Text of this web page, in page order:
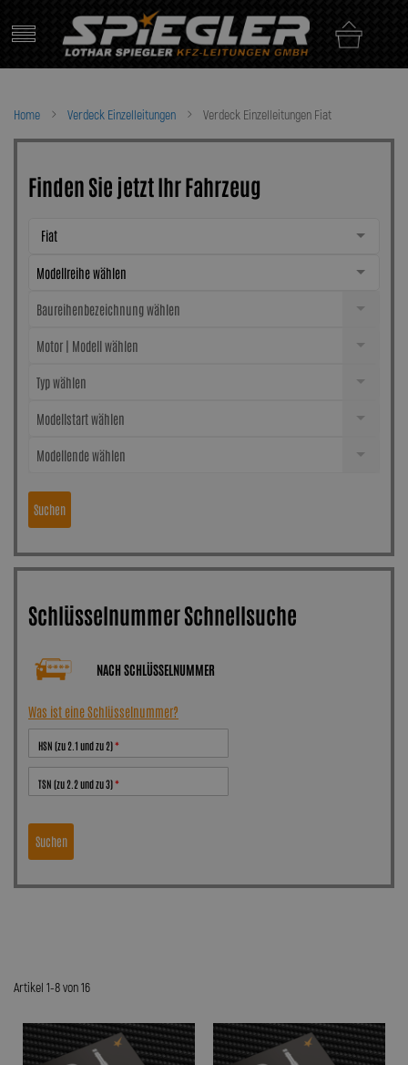
content
Home Verdeck Einzelleitungen Verdeck Einzelleitungen Fiat
Finden Sie jetzt Ihr Fahrzeug
Fiat
Modellreihe wählen
Baureihenbezeichnung wählen
Motor | Modell wählen
Typ wählen
Modellstart wählen
Modellende wählen
Suchen
Schlüsselnummer Schnellsuche
NACH SCHLÜSSELNUMMER
Was ist eine Schlüsselnummer?
HSN (zu 2.1 und zu 2)
TSN (zu 2.2 und zu 3)
Suchen
Artikel 1-8 von 16